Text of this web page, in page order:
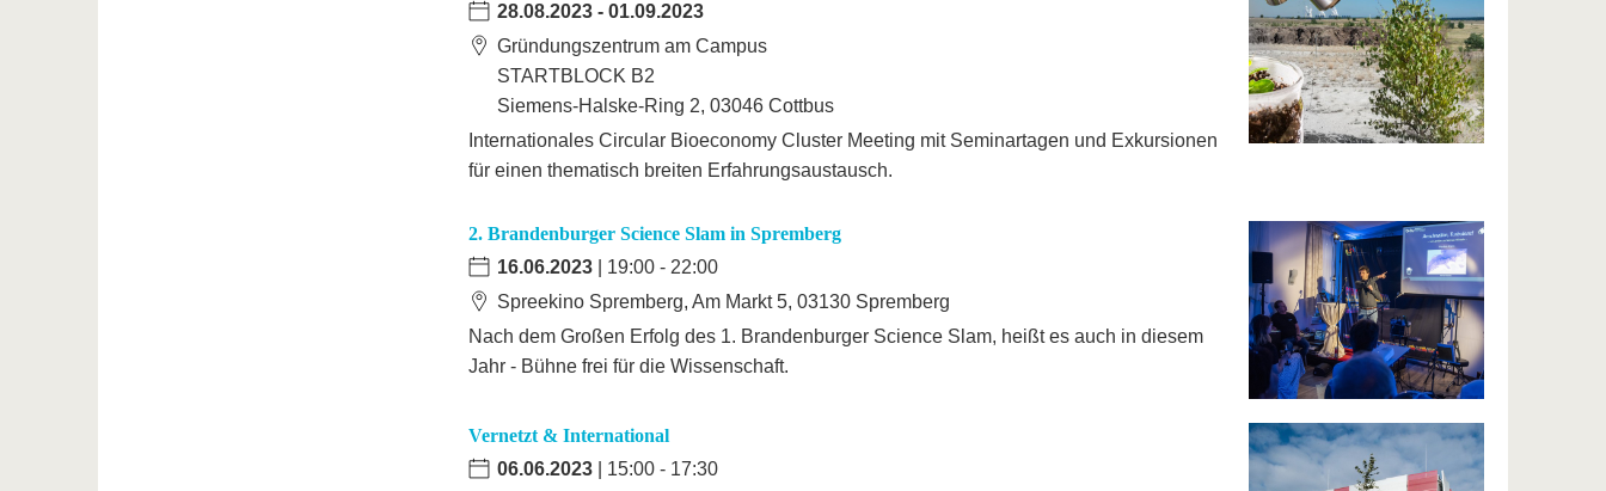
28.08.2023 - 01.09.2023
Gründungszentrum am Campus
STARTBLOCK B2
Siemens-Halske-Ring 2, 03046 Cottbus
Internationales Circular Bioeconomy Cluster Meeting mit Seminartagen und Exkursionen
für einen thematisch breiten Erfahrungsaustausch.
2. Brandenburger Science Slam in Spremberg
16.06.2023 | 19:00 - 22:00
Spreekino Spremberg, Am Markt 5, 03130 Spremberg
Nach dem Großen Erfolg des 1. Brandenburger Science Slam, heißt es auch in diesem
Jahr - Bühne frei für die Wissenschaft.
Vernetzt & International
06.06.2023 | 15:00 - 17:30